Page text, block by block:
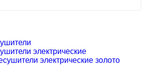
электрические
электрические золото